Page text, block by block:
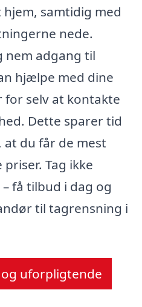
samtidig med
nede.
nem adgang til
hjælpe med dine
for selv at kontakte
Dette sparer tid
du får de mest
Tag ikke
få tilbud i dag og
til tagrensning i
uforpligtende